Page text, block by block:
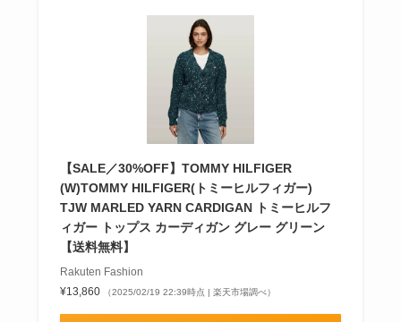
【SALE／30%OFF】TOMMY HILFIGER
(W)TOMMY HILFIGER(トミーヒルフィガー)
TJW MARLED YARN CARDIGAN トミーヒルフ
ィガー トップス カーディガン グレー グリーン
【送料無料】
Rakuten Fashion
¥13,860
（2025/02/19 22:39時点 | 楽天市場調べ）